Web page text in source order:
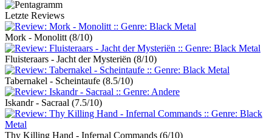
Letzte Reviews
Mork - Monolitt (8/10)
Fluisteraars - Jacht der Mysteriën (8/10)
Tabernakel - Scheintaufe (8.5/10)
Iskandr - Sacraal (7.5/10)
Thy Killing Hand - Infernal Commands (6/10)